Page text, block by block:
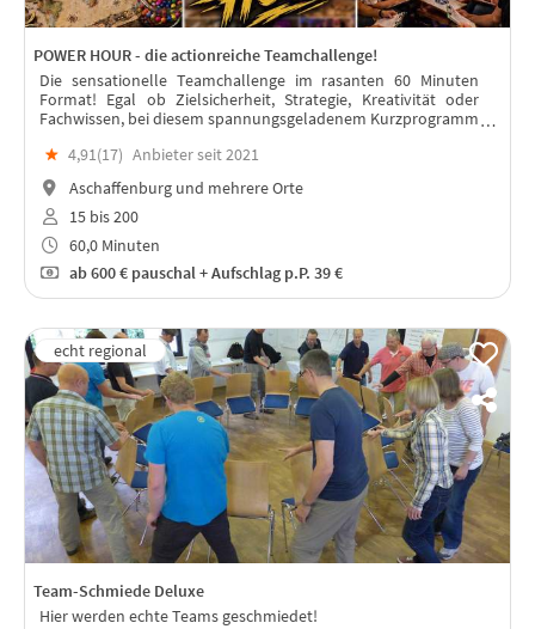
POWER HOUR - die actionreiche Teamchallenge!
Die sensationelle Teamchallenge im rasanten 60 Minuten
Format! Egal ob Zielsicherheit, Strategie, Kreativität oder
Fachwissen, bei diesem spannungsgeladenem Kurzprogramm
★ 4,91(17) Anbieter seit 2021
Aschaffenburg und mehrere Orte
15 bis 200
60,0 Minuten
ab600 € pauschal + Aufschlag p.P. 39 €
Team-Schmiede Deluxe
Hier werden echte Teams geschmiedet!